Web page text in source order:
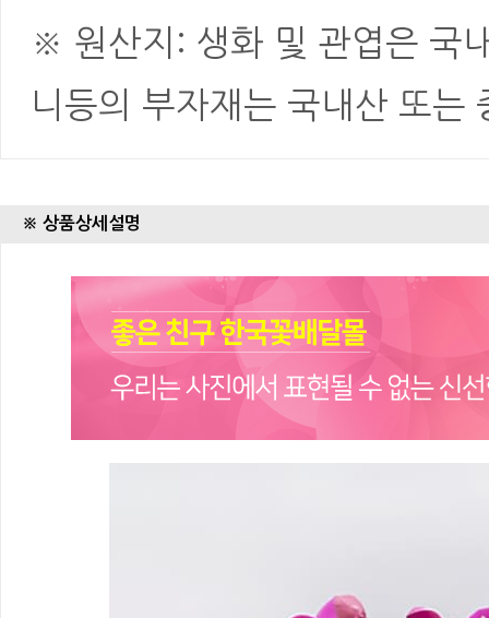
※ 원산지: 생화 및 관엽은 국
니등의 부자재는 국내산 또는
※ 상품상세설명